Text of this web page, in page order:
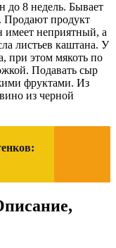
до 8 недель. Бывает
Продают продукт
имеет неприятный, а
листьев каштана. У
при этом мякоть по
Подавать сыр
фруктами. Из
из черной